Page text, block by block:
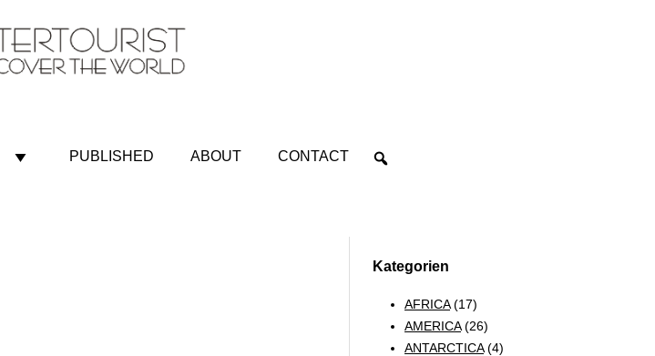
PUBLISHED ABOUT CONTACT
Kategorien
AFRICA(17)
AMERICA(26)
ANTARCTICA(4)